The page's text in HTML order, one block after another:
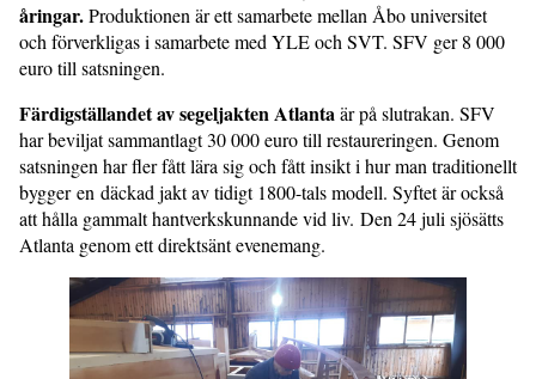
åringar.Produktionen är ett samarbete mellan Åbo universitet
och förverkligas i samarbete med YLE och SVT. SFV ger 8 000
euro till satsningen.
Färdigställandet av segeljakten Atlantaär på slutrakan. SFV
har beviljat sammantlagt 30 000 euro till restaureringen. Genom
satsningen har fler fått lära sig och fått insikt i hur man traditionellt
bygger en däckad jakt av tidigt 1800-tals modell. Syftet är också
att hålla gammalt hantverkskunnande vid liv. Den 24 juli sjösätts
Atlanta genom ett direktsänt evenemang.